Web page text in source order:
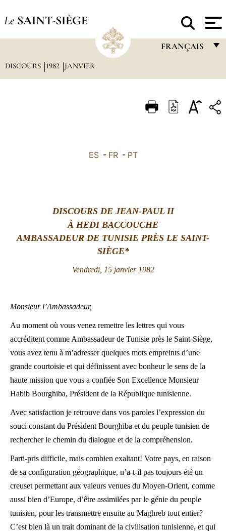
Le SAINT-SIÈGE
FRANÇAIS
ITALIANO
LATINE
DISCOURS 1982 JANVIER
ES- FR- PT
DISCOURS DE JEAN-PAUL II
À HEDI BACCOUCHE
AMBASSADEUR DE TUNISIE PRÈS LE SAINT-
SIÈGE*
Vendredi, 15 janvier 1982
Monsieur l’Ambassadeur,
Au moment où vous venez remettre les lettres qui vous
accréditent comme Ambassadeur de Tunisie près le Saint-Siège,
vous avez tenu à m’adresser quelques mots empreints d’une
grande courtoisie et qui définissent avec bonheur le sens de la
haute mission que vous a confiée Son Excellence Monsieur
Habib Bourghiba, Président de la République tunisienne.
Avec satisfaction je retrouve dans vos paroles l’expression du
souci constant du Président Bourghiba et du peuple tunisien de
rechercher le chemin du dialogue et de la compréhension.
Parti-pris difficile, mais combien exaltant! Votre pays, en raison
de sa configuration géographique, n’a-t-il pas toujours été un
creuset permettant aux valeurs venues du Moyen-Orient, comme
aussi bien d’Europe, d’être assimilées par le génie du peuple
tunisien, pour les transmettre ensuite au Maghreb tout entier?
C’est bien là un trait dominant de la civilisation tunisienne, et qui